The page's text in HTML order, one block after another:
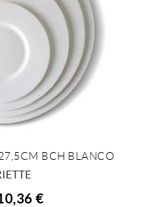
BCH BLANCO
€